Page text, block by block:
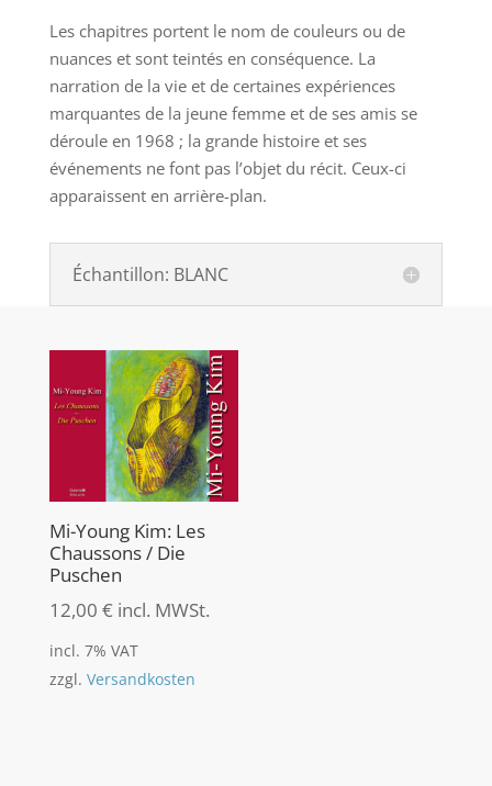
Les chapitres portent le nom de couleurs ou de
nuances et sont teintés en conséquence. La
narration de la vie et de certaines expériences
marquantes de la jeune femme et de ses amis se
déroule en 1968 ; la grande histoire et ses
événements ne font pas l’objet du récit. Ceux-ci
apparaissent en arrière-plan.
Échantillon: BLANC
Mi-Young Kim: Les
Chaussons / Die
Puschen
12,00 € incl. MWSt.
incl. 7% VAT
zzgl. Versandkosten